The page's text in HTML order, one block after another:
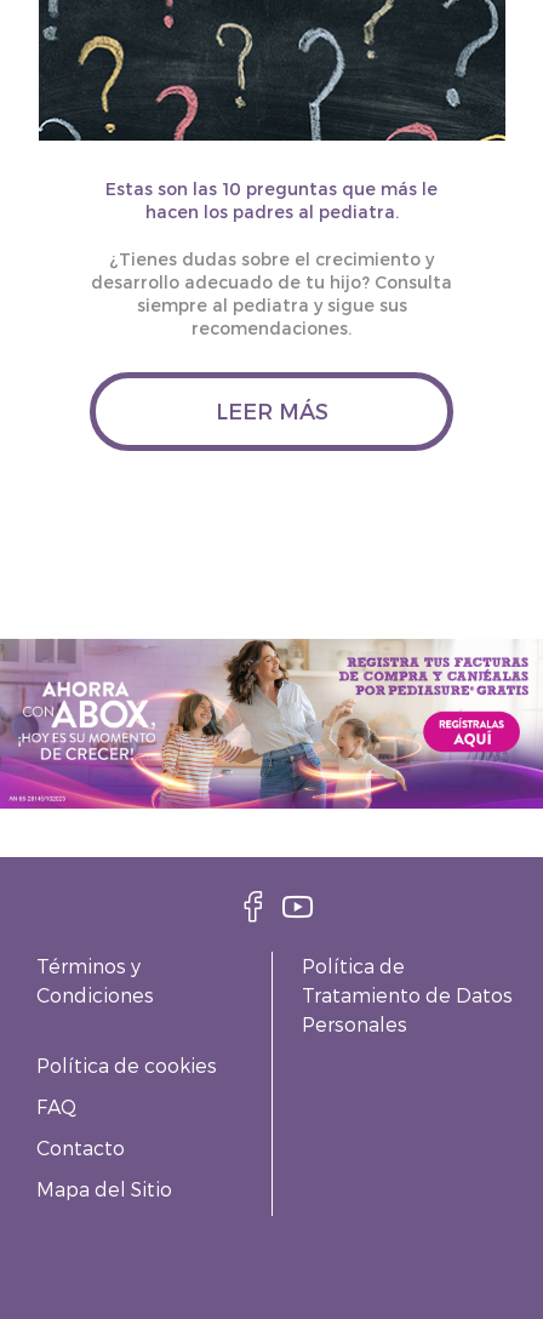
Estas son las 10 preguntas que más le
hacen los padres al pediatra.
¿Tienes dudas sobre el crecimiento y
desarrollo adecuado de tu hijo? Consulta
siempre al pediatra y sigue sus
recomendaciones.
LEER MÁS
Términos y
Condiciones
Política de
Tratamiento de Datos
Personales
Política de cookies
FAQ
Contacto
Mapa del Sitio